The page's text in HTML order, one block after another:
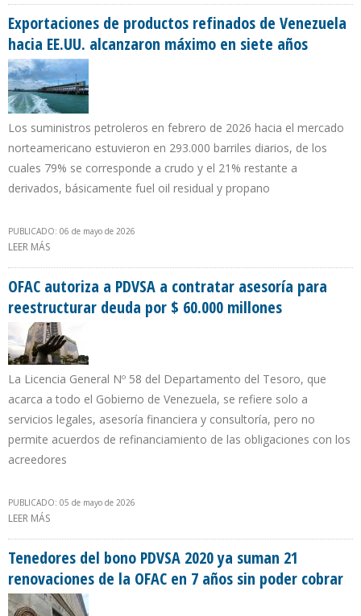
Exportaciones de productos refinados de Venezuela
hacia EE.UU. alcanzaron máximo en siete años
Los suministros petroleros en febrero de 2026 hacia el mercado
norteamericano estuvieron en 293.000 barriles diarios, de los
cuales 79% se corresponde a crudo y el 21% restante a
derivados, básicamente fuel oil residual y propano
PUBLICADO: 06 de mayo de 2026
LEER MÁS
OFAC autoriza a PDVSA a contratar asesoría para
reestructurar deuda por $ 60.000 millones
La Licencia General Nº 58 del Departamento del Tesoro, que
acarca a todo el Gobierno de Venezuela, se refiere solo a
servicios legales, asesoría financiera y consultoría, pero no
permite acuerdos de refinanciamiento de las obligaciones con los
acreedores
PUBLICADO: 05 de mayo de 2026
LEER MÁS
Tenedores del bono PDVSA 2020 ya suman 21
renovaciones de la OFAC en 7 años sin poder cobrar